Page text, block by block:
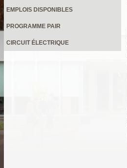
EMPLOIS DISPONIBLES
PROGRAMME PAIR
CIRCUIT ÉLECTRIQUE